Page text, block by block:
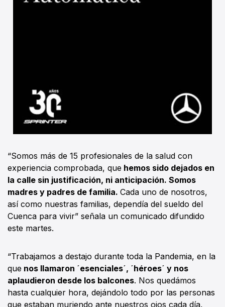
“Somos más de 15 profesionales de la salud con
experiencia comprobada, que hemos sido dejados en
la calle sin justificación, ni anticipación. Somos
madres y padres de familia. Cada uno de nosotros,
así como nuestras familias, dependía del sueldo del
Cuenca para vivir” señala un comunicado difundido
este martes.
“Trabajamos a destajo durante toda la Pandemia, en la
que nos llamaron ´esenciales´, ´héroes´ y nos
aplaudieron desde los balcones. Nos quedámos
hasta cualquier hora, dejándolo todo por las personas
que estaban muriendo ante nuestros ojos cada día,